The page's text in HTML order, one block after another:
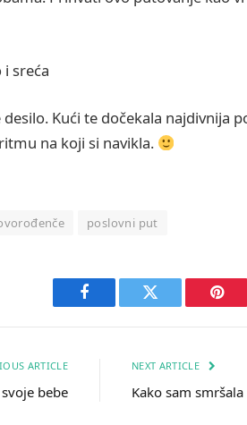
i sreća
Kući te dočekala najdivnija
na koji si navikla.
poslovni put
Facebook Twitter
ARTICLE
bebe
NEXT ARTICLE
Kako sam